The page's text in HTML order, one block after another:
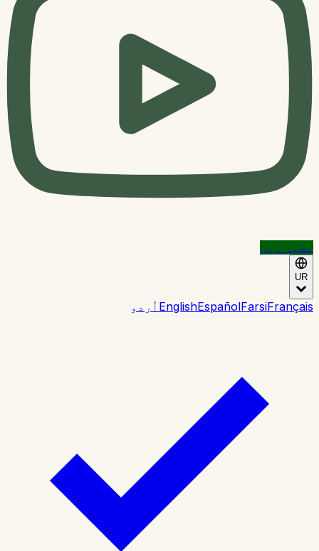
عطیہ دیں
UR
EnglishEspañolFarsiFrançais اُردو